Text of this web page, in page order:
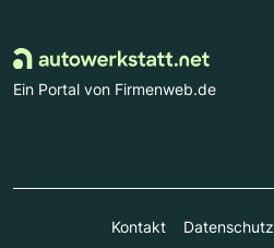
Ein Portal von Firmenweb.de
Kontakt Datenschutz